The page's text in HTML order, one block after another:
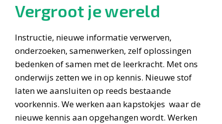
Vergroot je wereld
Instructie, nieuwe informatie verwerven,
onderzoeken, samenwerken, zelf oplossingen
bedenken of samen met de leerkracht. Met ons
onderwijs zetten we in op kennis. Nieuwe stof
laten we aansluiten op reeds bestaande
voorkennis. We werken aan kapstokjes waar de
nieuwe kennis aan opgehangen wordt. Werken